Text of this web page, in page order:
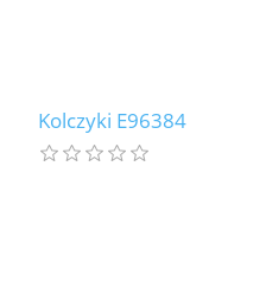
Kolczyki E96384